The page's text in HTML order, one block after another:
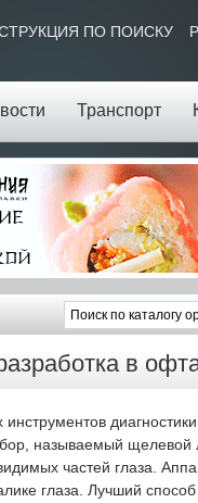
Транспорт
ПО ПОИСКУ
в
называемый
частей глаза.
глаза. Лучший